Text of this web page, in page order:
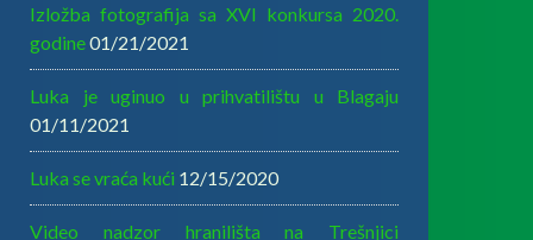
Izložba fotografija sa XVI konkursa 2020.
godine01/21/2021
Luka je uginuo u prihvatilištu u Blagaju
01/11/2021
Luka se vraća kući 12/15/2020
Video nadzor hranilišta na Trešnjici